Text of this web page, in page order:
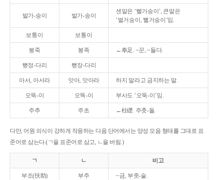
발가-숭이 발가-송이
센말은 ‘빨가숭이’, 큰말은
‘벌거숭이, 뻘거숭이’임.
보퉁이 보통이
봉죽 봉족 ←奉足. ~꾼, ~들다.
뻗정-다리 뻗장-다리
아서, 아서라 앗아, 앗아라 하지 말라고 금지하는 말.
오뚝-이 오똑-이 부사도 ‘오뚝-이’임.
주추 주초 ←柱礎. 주춧-돌.
다만, 어원 의식이 강하게 작용하는 다음 단어에서는 양성 모음 형태를 그대로 표
준어로 삼는다.(ㄱ을 표준어로 삼고, ㄴ을 버림.)
ㄱ ㄴ 비고
부조(扶助) 부주 ~금, 부좃-술.